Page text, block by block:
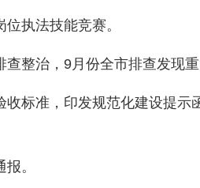
执法技能竞赛。
整治，9月份全市排查发现重
标准，印发规范化建设提
。